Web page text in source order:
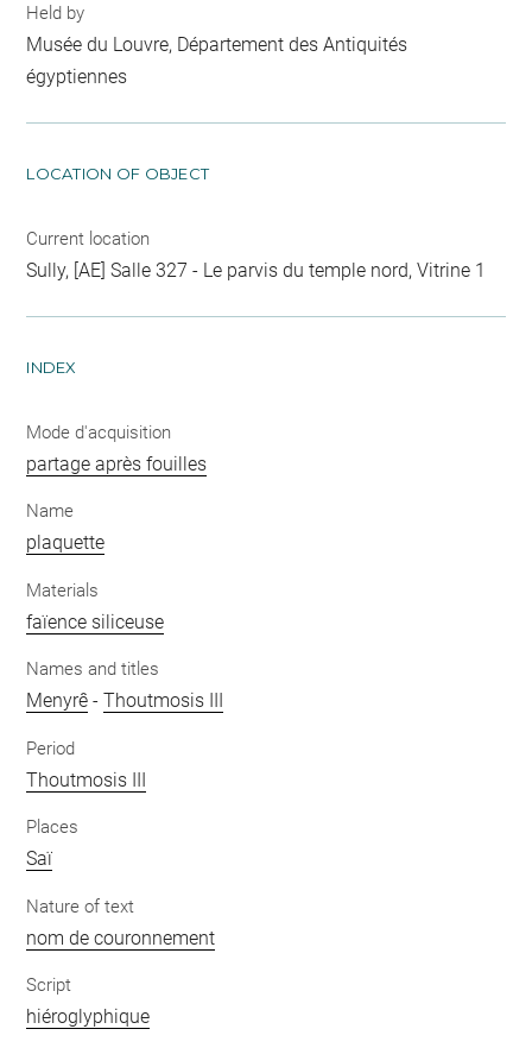
Held by
Musée du Louvre, Département des Antiquités
égyptiennes
LOCATION OF OBJECT
Current location
Sully, [AE] Salle 327 - Le parvis du temple nord, Vitrine 1
INDEX
Mode d'acquisition
partage après fouilles
Name
plaquette
Materials
faïence siliceuse
Names and titles
Menyrê -Thoutmosis III
Period
Thoutmosis III
Places
Saï
Nature of text
nom de couronnement
Script
hiéroglyphique